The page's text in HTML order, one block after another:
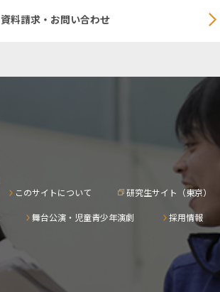
資料請求・お問い合わせ
このサイトについて 研究生サイト（東京）
舞台公演・児童青少年演劇 採用情報